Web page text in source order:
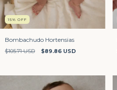
15% OFF
Bombachudo Hortensias
$105.71 USD $89.86 USD